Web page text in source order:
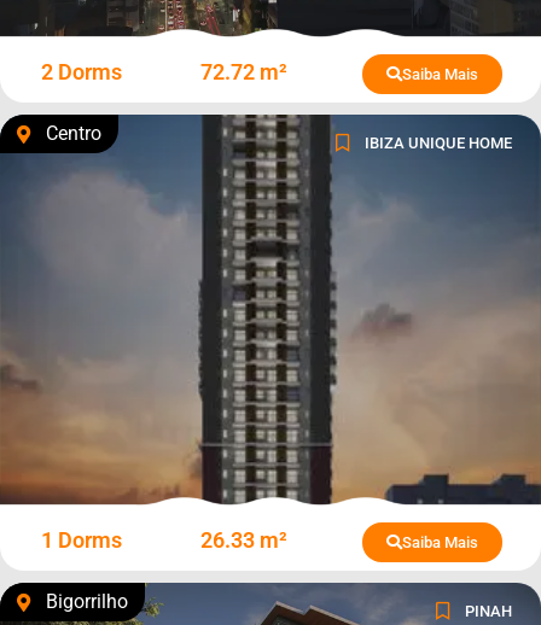
2 Dorms 72.72 m² Saiba Mais
Centro IBIZA UNIQUE HOME
1 Dorms 26.33 m² Saiba Mais
Bigorrilho PINAH